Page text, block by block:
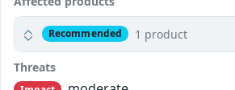
Recommended 1 product
Threats